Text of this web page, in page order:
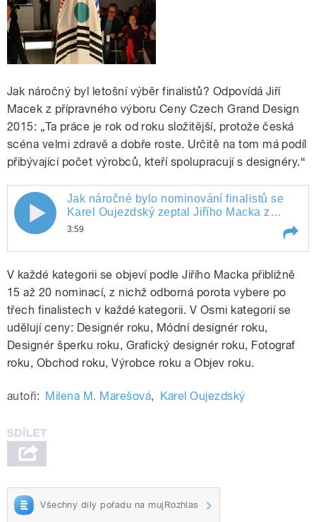
Jak náročný byl letošní výběr finalistů? Odpovídá Jiří
Macek z přípravného výboru Ceny Czech Grand Design
2015: „Ta práce je rok od roku složitější, protože česká
scéna velmi zdravě a dobře roste. Určitě na tom má podíl
přibývající počet výrobců, kteří spolupracují s designéry.“
Jak náročné bylo nominování finalistů
se Karel Oujezdský zeptal Jiřího Macka
z přípravného výboru ceny.
pause
Jak náročné bylo nominování finalistů se
Karel Oujezdský zeptal Jiřího Macka z
přípravného výboru ceny.
3:59
Karel Oujezdský zeptal Jiřího Macka z
přípravného výboru ceny.
V každé kategorii se objeví podle Jiřího Macka přibližně
15 až 20 nominací, z nichž odborná porota vybere po
třech finalistech v každé kategorii. V Osmi kategorií se
udělují ceny: Designér roku, Módní designér roku,
Designér šperku roku, Grafický designér roku, Fotograf
roku, Obchod roku, Výrobce roku a Objev roku.
autoři: Milena M. Marešová, Karel Oujezdský
Všechny díly pořadu na mujRozhlas